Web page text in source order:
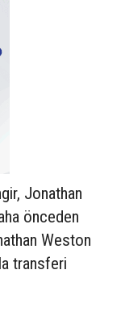
Jonathan
önceden
Weston
transferi